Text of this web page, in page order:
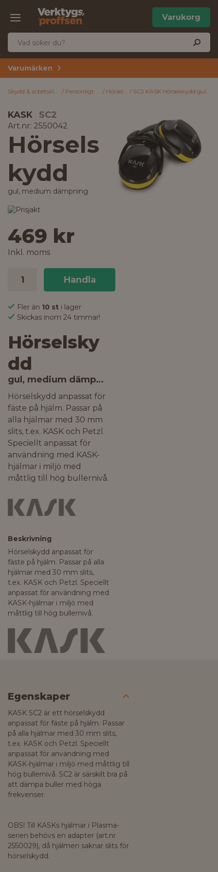
Varukorg
Varumärken
Skydd & arbetskläder Personligt skydd Hörselskydd SC2 KASK Hörselskydd gul, medium dämpning
KASK SC2
Art.nr: 2550042
Hörsels
kydd
gul, medium dämpning
469 kr
Inkl. moms
Handla
Fler än 10 st i lager
Skickas inom 24 timmar!
Hörselsky
dd
gul, medium dämpning
Hörselskydd anpassat för
fäste på hjälm. Passar på
alla hjälmar med 30 mm
slits, t.ex. KASK och Petzl.
Speciellt anpassat för
användning med KASK-
hjälmar i miljö med
måttlig till hög bullernivå.
Beskrivning
Hörselskydd anpassat för
fäste på hjälm. Passar på alla
hjälmar med 30 mm slits,
t.ex. KASK och Petzl. Speciellt
anpassat för användning med
KASK-hjälmar i miljö med
måttlig till hög bullernivå.
Egenskaper
KASK SC2 är ett hörselskydd
anpassat för fäste på hjälm. Passar
på alla hjälmar med 30 mm slits,
t.ex. KASK och Petzl. Speciellt
anpassat för användning med
KASK-hjälmar i miljö med måttlig till
hög bullernivå. SC2 är särskilt bra på
att dämpa buller med höga
frekvenser.
OBS! Till KASKs hjälmar i Plasma-
serien behövs en adapter (art.nr
2550029), då hjälmen saknar slits för
hörselskydd.